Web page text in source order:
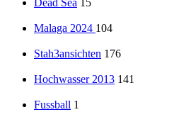
Dead Sea 15
Malaga 2024 104
Stah3ansichten 176
Hochwasser 2013 141
Fussball 1